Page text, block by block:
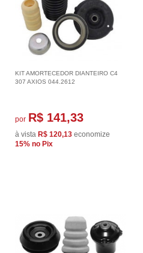
KIT AMORTECEDOR DIANTEIRO C4
307 AXIOS 044.2612
por R$ 141,33
à vista R$ 120,13 economize
15% no Pix